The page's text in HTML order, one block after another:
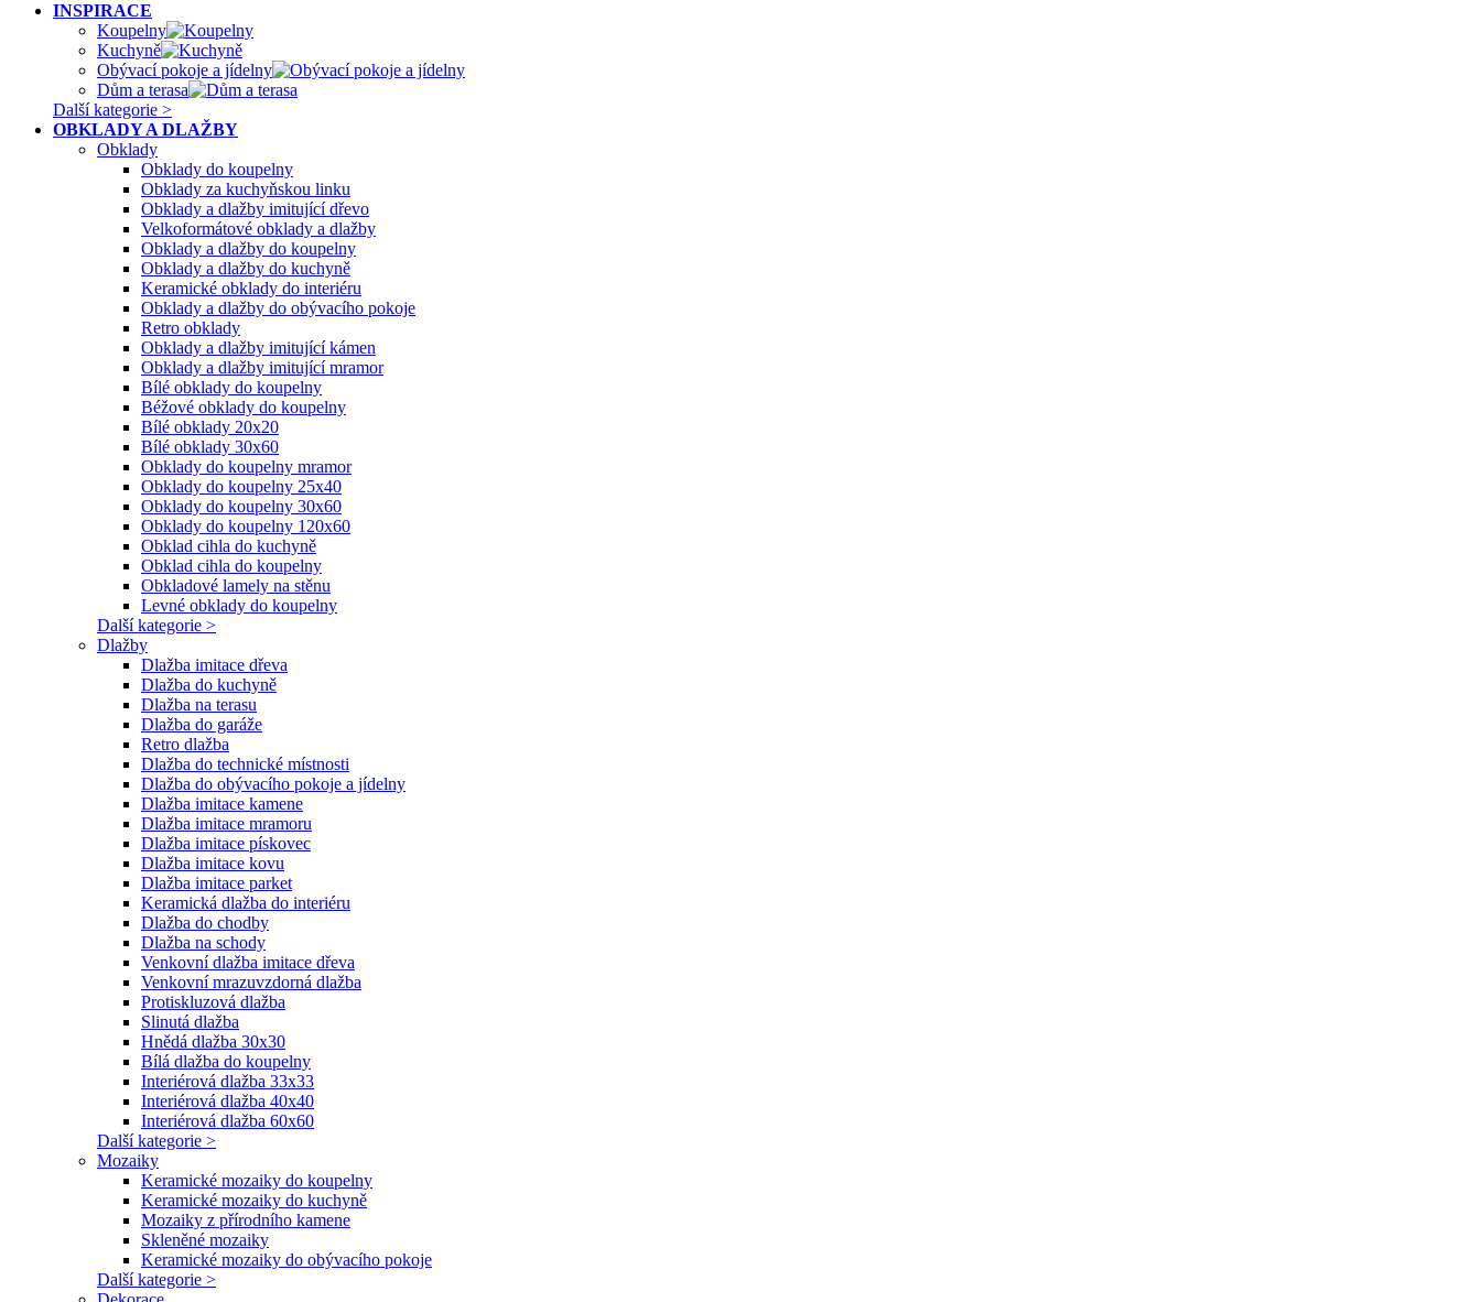
INSPIRACE
Koupelny
Kuchyně
Obývací pokoje a jídelny
Dům a terasa
Další kategorie >
OBKLADY A DLAŽBY
Obklady
Obklady do koupelny
Obklady za kuchyňskou linku
Obklady a dlažby imitující dřevo
Velkoformátové obklady a dlažby
Obklady a dlažby do koupelny
Obklady a dlažby do kuchyně
Keramické obklady do interiéru
Obklady a dlažby do obývacího pokoje
Retro obklady
Obklady a dlažby imitující kámen
Obklady a dlažby imitující mramor
Bílé obklady do koupelny
Béžové obklady do koupelny
Bílé obklady 20x20
Bílé obklady 30x60
Obklady do koupelny mramor
Obklady do koupelny 25x40
Obklady do koupelny 30x60
Obklady do koupelny 120x60
Obklad cihla do kuchyně
Obklad cihla do koupelny
Obkladové lamely na stěnu
Levné obklady do koupelny
Další kategorie >
Dlažby
Dlažba imitace dřeva
Dlažba do kuchyně
Dlažba na terasu
Dlažba do garáže
Retro dlažba
Dlažba do technické místnosti
Dlažba do obývacího pokoje a jídelny
Dlažba imitace kamene
Dlažba imitace mramoru
Dlažba imitace pískovec
Dlažba imitace kovu
Dlažba imitace parket
Keramická dlažba do interiéru
Dlažba do chodby
Dlažba na schody
Venkovní dlažba imitace dřeva
Venkovní mrazuvzdorná dlažba
Protiskluzová dlažba
Slinutá dlažba
Hnědá dlažba 30x30
Bílá dlažba do koupelny
Interiérová dlažba 33x33
Interiérová dlažba 40x40
Interiérová dlažba 60x60
Další kategorie >
Mozaiky
Keramické mozaiky do koupelny
Keramické mozaiky do kuchyně
Mozaiky z přírodního kamene
Skleněné mozaiky
Keramické mozaiky do obývacího pokoje
Další kategorie >